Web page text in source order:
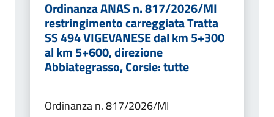
Ordinanza ANAS n. 817/2026/MI
restringimento carreggiata Tratta
SS 494 VIGEVANESE dal km 5+300
al km 5+600, direzione
Abbiategrasso, Corsie: tutte
Ordinanza n. 817/2026/MI